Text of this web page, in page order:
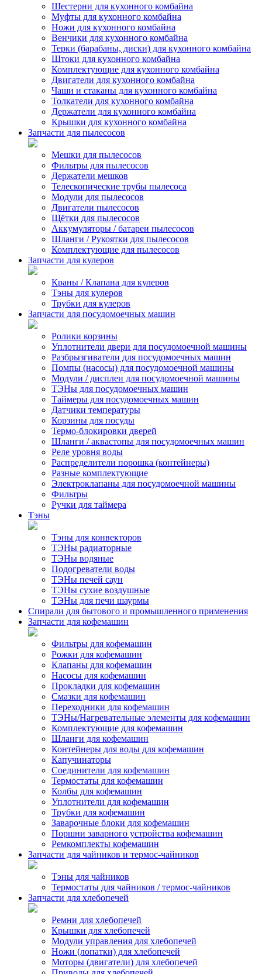
Шестерни для кухонного комбайна
Муфты для кухонного комбайна
Ножи для кухонного комбайна
Венчики для кухонного комбайна
Терки (барабаны, диски) для кухонного комбайна
Штоки для кухонного комбайна
Комплектующие для кухонного комбайна
Двигатели для кухонного комбайна
Чаши и стаканы для кухонного комбайна
Толкатели для кухонного комбайна
Держатели для кухонного комбайна
Крышки для кухонного комбайна
Запчасти для пылесосов
Мешки для пылесосов
Фильтры для пылесосов
Держатели мешков
Телескопические трубы пылесоса
Модули для пылесосов
Двигатели пылесосов
Щётки для пылесосов
Аккумуляторы / батареи пылесосов
Шланги / Рукоятки для пылесосов
Комплектующие для пылесосов
Запчасти для кулеров
Краны / Клапана для кулеров
Тэны для кулеров
Трубки для кулеров
Запчасти для посудомоечных машин
Ролики корзины
Уплотнители двери для посудомоечной машины
Разбрызгиватели для посудомоечных машин
Помпы (насосы) для посудомоечной машины
Модули / дисплеи для посудомоечной машины
ТЭНы для посудомоечных машин
Таймеры для посудомоечных машин
Датчики температуры
Корзины для посуды
Термо-блокировки дверей
Шланги / аквастопы для посудомоечных машин
Реле уровня воды
Распределители порошка (контейнеры)
Разные комплектующие
Электроклапаны для посудомоечной машины
Фильтры
Ручки для таймера
Тэны
Тэны для конвекторов
ТЭНы радиаторные
ТЭНы водяные
Подогреватели воды
ТЭНы печей саун
ТЭНы сухие воздушные
ТЭНы для печи шаурмы
Спирали для бытового и промышленного применения
Запчасти для кофемашин
Фильтры для кофемашин
Рожки для кофемашин
Клапаны для кофемашин
Насосы для кофемашин
Прокладки для кофемашин
Смазки для кофемашин
Переходники для кофемашин
ТЭНы/Нагревательные элементы для кофемашин
Комплектующие для кофемашин
Шланги для кофемашин
Контейнеры для воды для кофемашин
Капучинаторы
Соединители для кофемашин
Термостаты для кофемашин
Колбы для кофемашин
Уплотнители для кофемашин
Трубки для кофемашин
Заварочные блоки для кофемашин
Поршни заварного устройства кофемашин
Ремкомплекты кофемашин
Запчасти для чайников и термос-чайников
Тэны для чайников
Термостаты для чайников / термос-чайников
Запчасти для хлебопечей
Ремни для хлебопечей
Крышки для хлебопечей
Модули управления для хлебопечей
Ножи (лопатки) для хлебопечей
Моторы (двигатели) для хлебопечей